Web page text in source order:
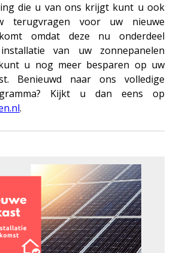
die u van ons krijgt kunt u ook
terugvragen voor uw nieuwe
omdat deze nu onderdeel
van uw zonnepanelen
u nog meer besparen op uw
Benieuwd naar ons volledige
Kijkt u dan eens op
.